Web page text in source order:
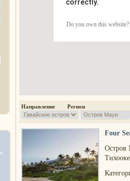
Направление Регион
Four
Остров
correctly.
Do you own this website?